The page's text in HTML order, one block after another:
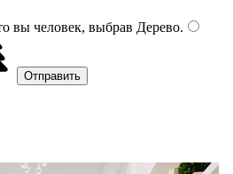
вы человек, выбрав Дерево.